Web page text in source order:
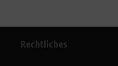
Rechtliches